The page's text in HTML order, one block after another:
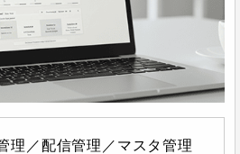
理／配信管理／マスタ管理